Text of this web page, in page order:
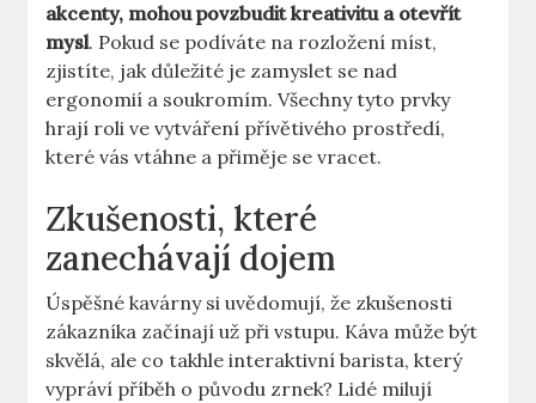
akcenty, mohou povzbudit kreativitu a otevřít
mysl. Pokud se podíváte na rozložení míst,
zjistíte, jak důležité je zamyslet se nad
ergonomií a soukromím. Všechny tyto prvky
hrají roli ve vytváření přívětivého prostředí,
které vás vtáhne a přiměje se vracet.
Zkušenosti, které
zanechávají dojem
Úspěšné kavárny si uvědomují, že zkušenosti
zákazníka začínají už při vstupu. Káva může být
skvělá, ale co takhle interaktivní barista, který
vypráví příběh o původu zrnek? Lidé milují